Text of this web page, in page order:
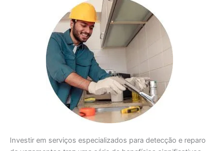
Investir em serviços especializados para detecção e reparo